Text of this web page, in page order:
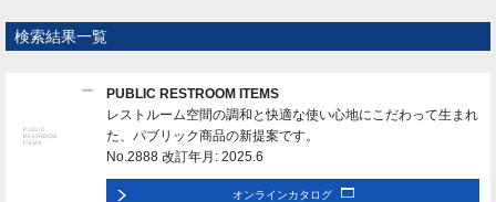
検索結果一覧
PUBLIC RESTROOM ITEMS
レストルーム空間の調和と快適な使い心地にこだわって生まれ
た、パブリック商品の新提案です。
No.2888 改訂年月: 2025.6
オンラインカタログ